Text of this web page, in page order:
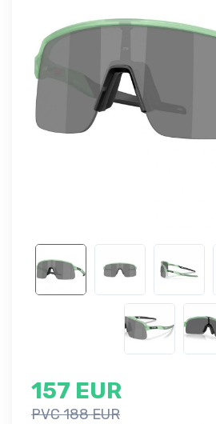
157 EUR
PVC 188 EUR